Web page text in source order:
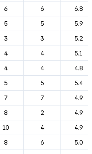
6 6
6.8
5 5
5.9
3 3
5.2
4 4
5.1
4 4
4.8
5 5
5.4
7 7
4.9
8 2
4.9
10 4
4.9
8 6
5.0